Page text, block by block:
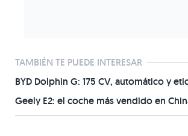
TAMBIÉN TE PUEDE INTERESAR
BYD Dolphin G: 175 CV, automático y
Geely E2: el coche más vendido en